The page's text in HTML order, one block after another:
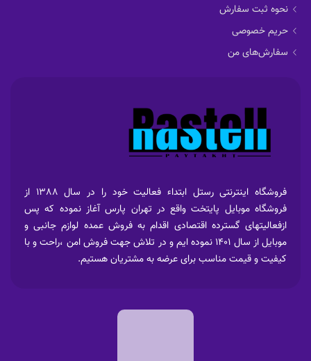
نحوه ثبت سفارش
حریم خصوصی
سفارش‌های من
فروشگاه اینترنتی رستل ابتداء فعالیت خود را در سال 1388 از
فروشگاه موبایل پایتخت واقع در تهران پارس آغاز نموده که پس
ازفعالیتهای گسترده اقتصادی اقدام به فروش عمده لوازم جانبی و
موبایل از سال 1401 نموده ایم و در تلاش جهت فروش امن ،راحت و با
کیفیت و قیمت مناسب برای عرضه به مشتریان هستیم.